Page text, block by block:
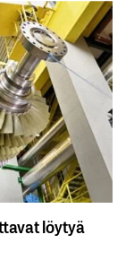
löytyä